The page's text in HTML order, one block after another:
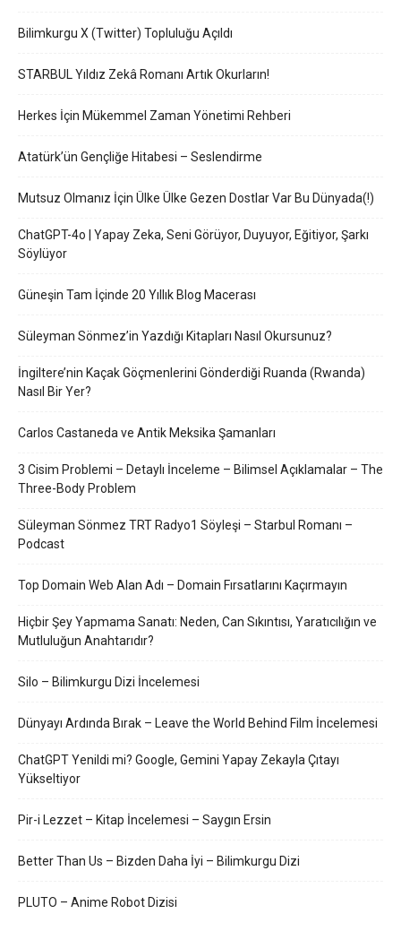
Bilimkurgu X (Twitter) Topluluğu Açıldı
STARBUL Yıldız Zekâ Romanı Artık Okurların!
Herkes İçin Mükemmel Zaman Yönetimi Rehberi
Atatürk’ün Gençliğe Hitabesi – Seslendirme
Mutsuz Olmanız İçin Ülke Ülke Gezen Dostlar Var Bu Dünyada(!)
ChatGPT-4o | Yapay Zeka, Seni Görüyor, Duyuyor, Eğitiyor, Şarkı
Söylüyor
Güneşin Tam İçinde 20 Yıllık Blog Macerası
Süleyman Sönmez’in Yazdığı Kitapları Nasıl Okursunuz?
İngiltere’nin Kaçak Göçmenlerini Gönderdiği Ruanda (Rwanda)
Nasıl Bir Yer?
Carlos Castaneda ve Antik Meksika Şamanları
3 Cisim Problemi – Detaylı İnceleme – Bilimsel Açıklamalar – The
Three-Body Problem
Süleyman Sönmez TRT Radyo1 Söyleşi – Starbul Romanı –
Podcast
Top Domain Web Alan Adı – Domain Fırsatlarını Kaçırmayın
Hiçbir Şey Yapmama Sanatı: Neden, Can Sıkıntısı, Yaratıcılığın ve
Mutluluğun Anahtarıdır?
Silo – Bilimkurgu Dizi İncelemesi
Dünyayı Ardında Bırak – Leave the World Behind Film İncelemesi
ChatGPT Yenildi mi? Google, Gemini Yapay Zekayla Çıtayı
Yükseltiyor
Pir-i Lezzet – Kitap İncelemesi – Saygın Ersin
Better Than Us – Bizden Daha İyi – Bilimkurgu Dizi
PLUTO – Anime Robot Dizisi